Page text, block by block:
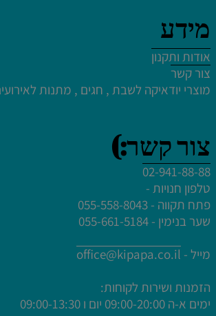
מידע
אודות ותקנון
צור קשר
מוצרי יודאיקה לשבת , חגים , מתנות
צור קשר:)
02-941-88-88
טלפון חנויות -
פתח תקווה - 055-558-8043
שער בנימין - 055-661-5184
מייל - office@kipapa.co.il
הזמנות ושירות לקוחות:
ימים א-ה 09:00-20:00 יום ו 09:00-13:30
לחץ פעמיים לעריכת הטקסט
לחץ כאן
לחץ פעמיים לעריכת הטקסט
לחץ פעמיים לעריכת הטקסט
לחץ פעמיים לעריכת הטקסט
לחץ פעמיים לעריכת הטקסט